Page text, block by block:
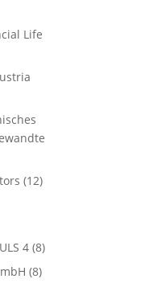
Life
(12)
4 (8)
(8)